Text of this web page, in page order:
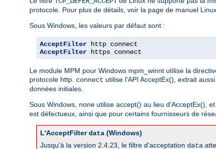
protocole. Pour plus de détails, voir la page de manuel
Sous Windows, les valeurs par défaut sont :
AcceptFilter
AcceptFilter https connect
Le module MPM pour Windows mpm_winnt utilise la
protocole http. connect utilise l'API AcceptEx(), extrait
données initiales.
Sous Windows, none utilise accept() au lieu d'AcceptEx(),
est défectueux, ainsi que pour certains fournisseurs de
L'AcceptFilterdata (Windows)
Jusqu'à la version 2.4.23, le filtre d'acceptation data